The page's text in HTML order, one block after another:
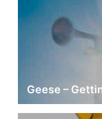
Geese –